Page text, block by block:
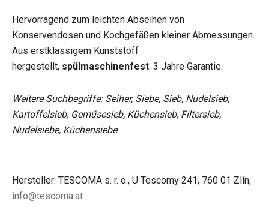
Hervorragend zum leichten Abseihen von
Konservendosen und Kochgefäßen kleiner Abmessungen.
Aus erstklassigem Kunststoff
hergestellt, spülmaschinenfest. 3 Jahre Garantie.
Weitere Suchbegriffe: Seiher, Siebe, Sieb, Nudelsieb,
Kartoffelsieb, Gemüsesieb, Küchensieb, Filtersieb,
Nudelsiebe, Küchensiebe
Hersteller: TESCOMA s. r. o., U Tescomy 241, 760 01 Zlín;
info@tescoma.at